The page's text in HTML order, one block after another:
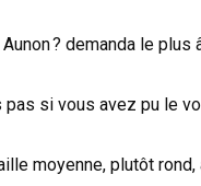
? demanda le plus
si vous avez pu le
moyenne, plutôt